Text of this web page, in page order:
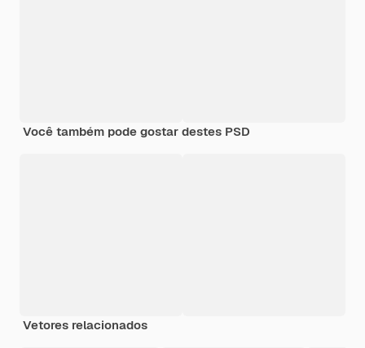
Você também pode gostar destes PSD
Vetores relacionados